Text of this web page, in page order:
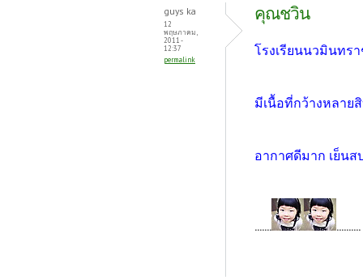
guys ka
12
พฤษภาคม,
2011 -
12:37
permalink
คุณชวิน
โรงเรียนนวมินทร
มีเนื้อที่กว้างหลาย
อากาศดีมาก เย็น
....... ..........